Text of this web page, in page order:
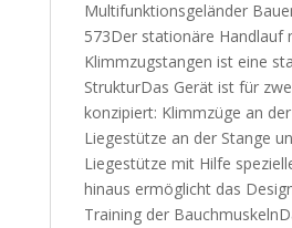
Multifunktionsgeländer
573Der stationäre Handlauf
Klimmzugstangen ist eine
StrukturDas Gerät ist für
konzipiert: Klimmzüge an
Liegestütze an der Stange
Liegestütze mit Hilfe
hinaus ermöglicht das
Training der